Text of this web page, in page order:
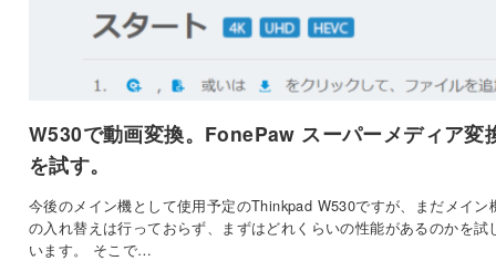
W530で動画変換。FonePaw スーパーメディア変
を試す。
今後のメイン機として使用予定のThinkpad W530ですが、まだメイン
の入れ替えは行っておらず、まずはどれくらいの性能があるのかを試
います。 そこで…